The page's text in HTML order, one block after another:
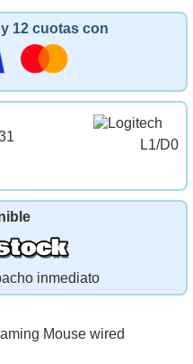
12 cuotas con
L1/D0
inmediato
Mouse wired